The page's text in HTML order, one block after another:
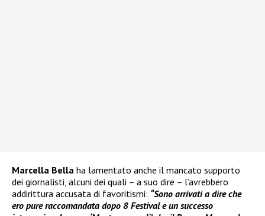
Marcella Bella ha lamentato anche il mancato supporto
dei giornalisti, alcuni dei quali – a suo dire – l’avrebbero
addirittura accusata di favoritismi: “Sono arrivati a dire che
ero pure raccomandata dopo 8 Festival e un successo